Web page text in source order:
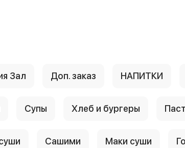
Зал Доп. заказ НАПИТКИ
Супы Хлеб и бургеры
Сашими Маки суши